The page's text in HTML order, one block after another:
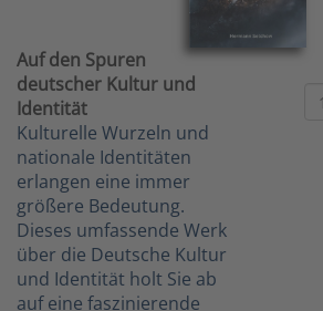
Auf den Spuren
deutscher Kultur und
Identität
Kulturelle Wurzeln und
nationale Identitäten
erlangen eine immer
größere Bedeutung.
Dieses umfassende Werk
über die Deutsche Kultur
und Identität holt Sie ab
auf eine faszinierende